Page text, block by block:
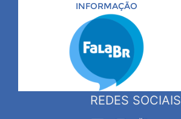
INFORMAÇÃO
REDES SOCIAIS